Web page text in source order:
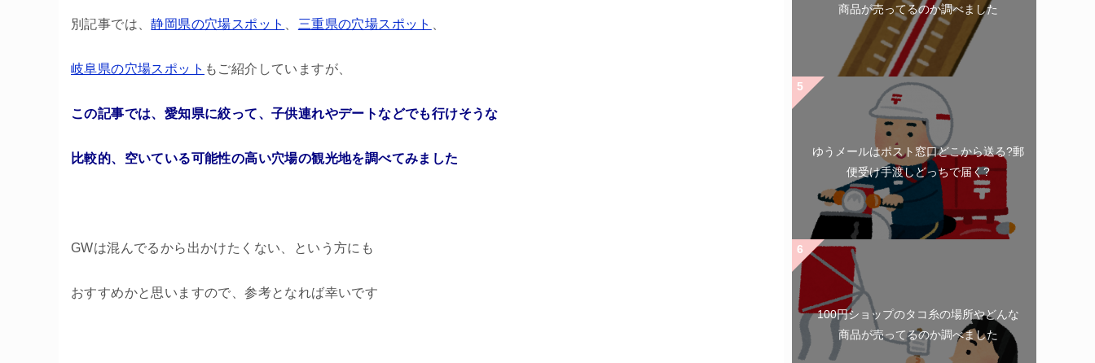
別記事では、静岡県の穴場スポット 三重県の穴場スポット
岐阜県の穴場スポット もご紹介していますが、
この記事では、愛知県に絞って、子供連れやデートなどでも行けそうな
比較的、空いている可能性の高い穴場の観光地を調べてみました
GWは混んでるから出かけたくない、という方にも
おすすめかと思いますので、参考となれば幸いです
商品が売ってるのか調べました
ゆうメールはポスト窓口どこから送る?郵
便受け手渡しどっちで届く?
100円ショップのタコ糸の場所やどんな
商品が売ってるのか調べました